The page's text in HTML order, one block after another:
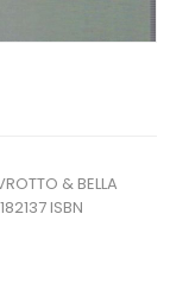
& BELLA
ISBN